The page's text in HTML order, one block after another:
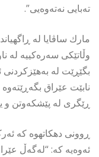
تەبایی نەتەوەیی”.
مارك ساڤایا له
وڵاتێکی سەرەکییە
بگێڕێت لە
نابێت عێراق بگەڕێتەوە
ڕێگری لە پێشکەوتن و
ڕوونی دهكاتهوه كه
ئەوەیە کە: “لەگەڵ